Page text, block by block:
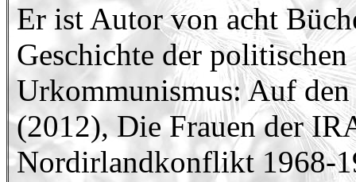
Er ist Autor von acht
Geschichte der
Urkommunismus: Auf
(2012), Die Frauen der
Nordirlandkonflikt 1968-